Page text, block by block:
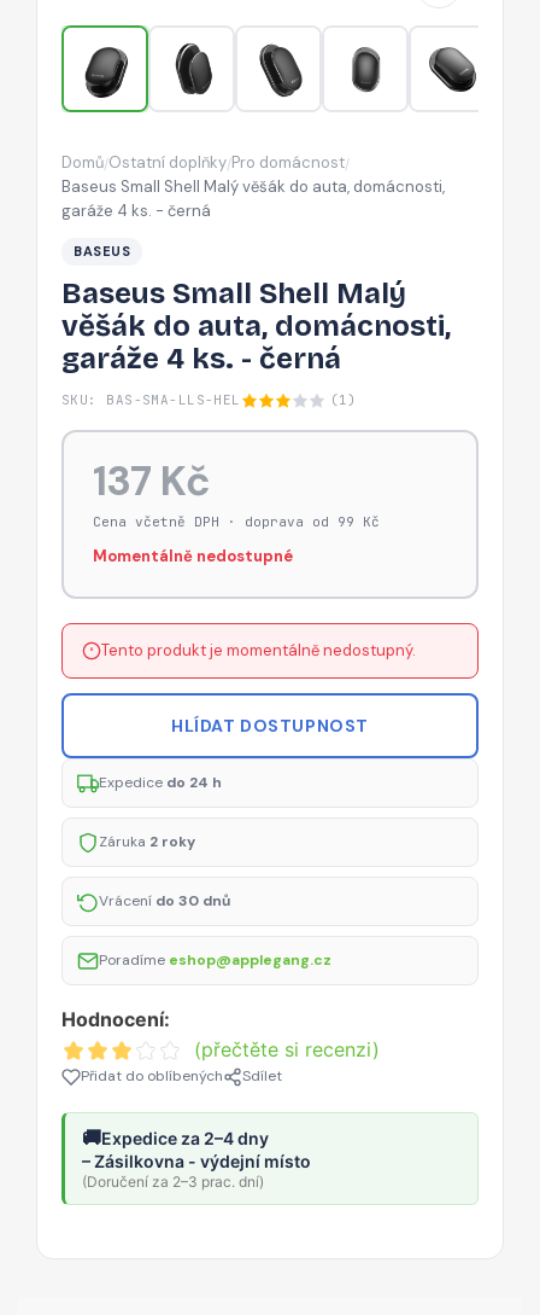
auta,
domácnosti,
garáže
4
-
Domů/Ostatní doplňky/Pro domácnost/
Baseus Small Shell Malý věšák do auta, domácnosti,
garáže 4 ks. - černá
BASEUS
Baseus Small Shell Malý
věšák do auta, domácnosti,
garáže 4 ks. - černá
SKU: BAS-SMA-LLS-HEL (1)
137 Kč
Cena včetně DPH · doprava od 99 Kč
Momentálně nedostupné
Tento produkt je momentálně nedostupný.
HLÍDAT DOSTUPNOST
Expedice do 24 h
Záruka 2 roky
Vrácení do 30 dnů
Poradíme eshop@applegang.cz
Hodnocení:
(přečtěte si recenzi)
Přidat do oblíbených Sdílet
🚚Expedice za 2–4 dny
– Zásilkovna - výdejní místo
(Doručení za 2–3 prac. dní)